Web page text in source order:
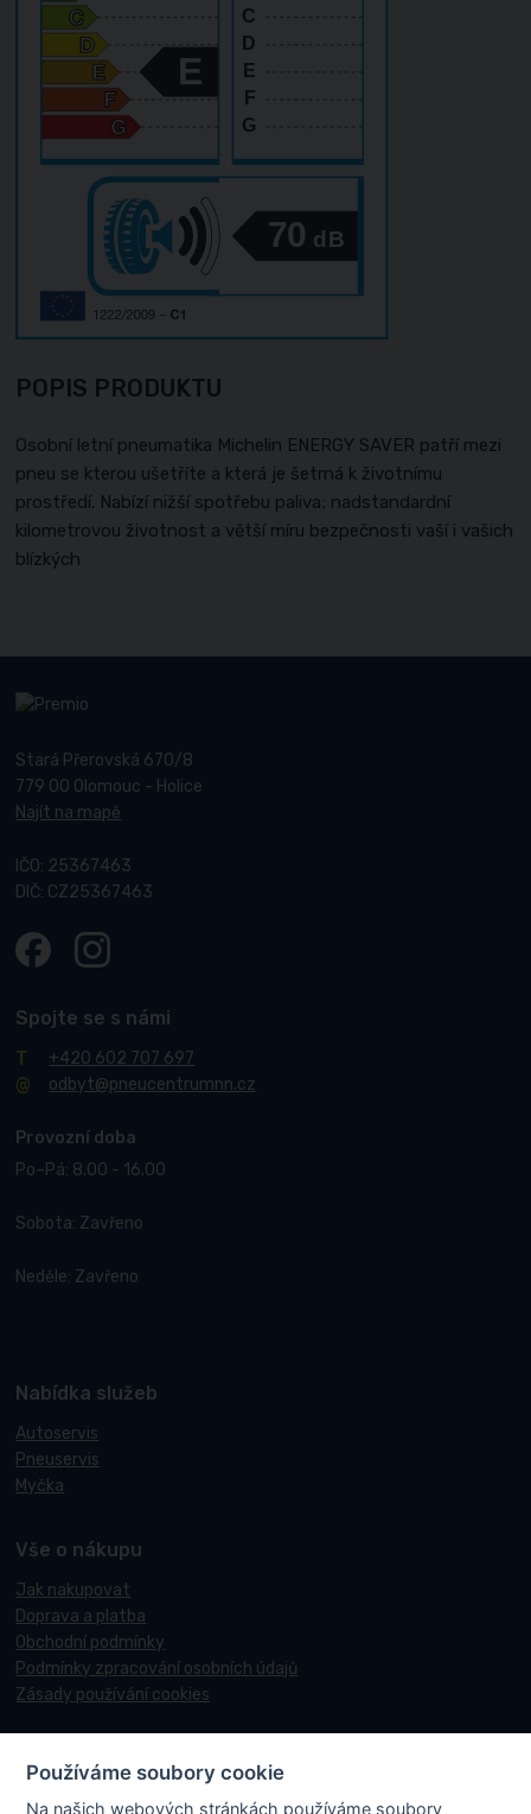
C
D
E
F
G
70 dB
E
POPIS PRODUKTU
Osobní letní pneumatika Michelin ENERGY SAVER patří mezi
pneu se kterou ušetříte a která je šetrná k životnímu
prostředí. Nabízí nižší spotřebu paliva; nadstandardní
kilometrovou životnost a větší míru bezpečnosti vaší i vašich
blízkých
Stará Přerovská 670/8
779 00 Olomouc - Holice
Najít na mapě
IČO: 25367463
DIČ: CZ25367463
Spojte se s námi
+420 602 707 697
odbyt@pneucentrumnn.cz
Provozní doba
Po–Pá: 8.00 - 16.00
Sobota: Zavřeno
Neděle: Zavřeno
Nabídka služeb
Autoservis
Pneuservis
Myčka
Vše o nákupu
Jak nakupovat
Doprava a platba
Obchodní podmínky
Podmínky zpracování osobních údajů
Zásady používání cookies
© 2017-2026 Pneucentrum N&N.
Používáme soubory cookie
Na našich webových stránkách používáme soubory